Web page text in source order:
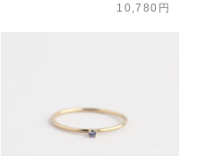
10,780円